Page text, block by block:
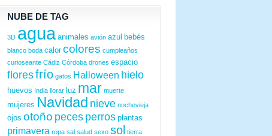
NUBE DE TAG
3D agua animales avión azul bebés
blanco boda calor colores cumpleaños
curioseante Cádiz Córdoba drones espacio
floresfrío gatos Halloween hielo
huevos India llorar luz mar muerte
mujeres Navidad nieve nochevieja
ojos otoño peces perros plantas
primavera ropa sal salud sexo sol tierra